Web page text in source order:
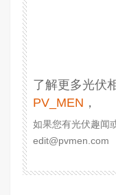
了解更多光伏
PV_MEN ，
如果您有光伏趣闻
edit@pvmen.com